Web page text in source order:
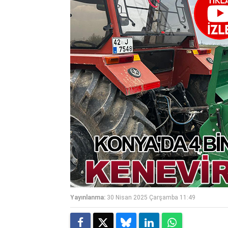
Yayınlanma: 30 Nisan 2025 Çarşamba 11:49